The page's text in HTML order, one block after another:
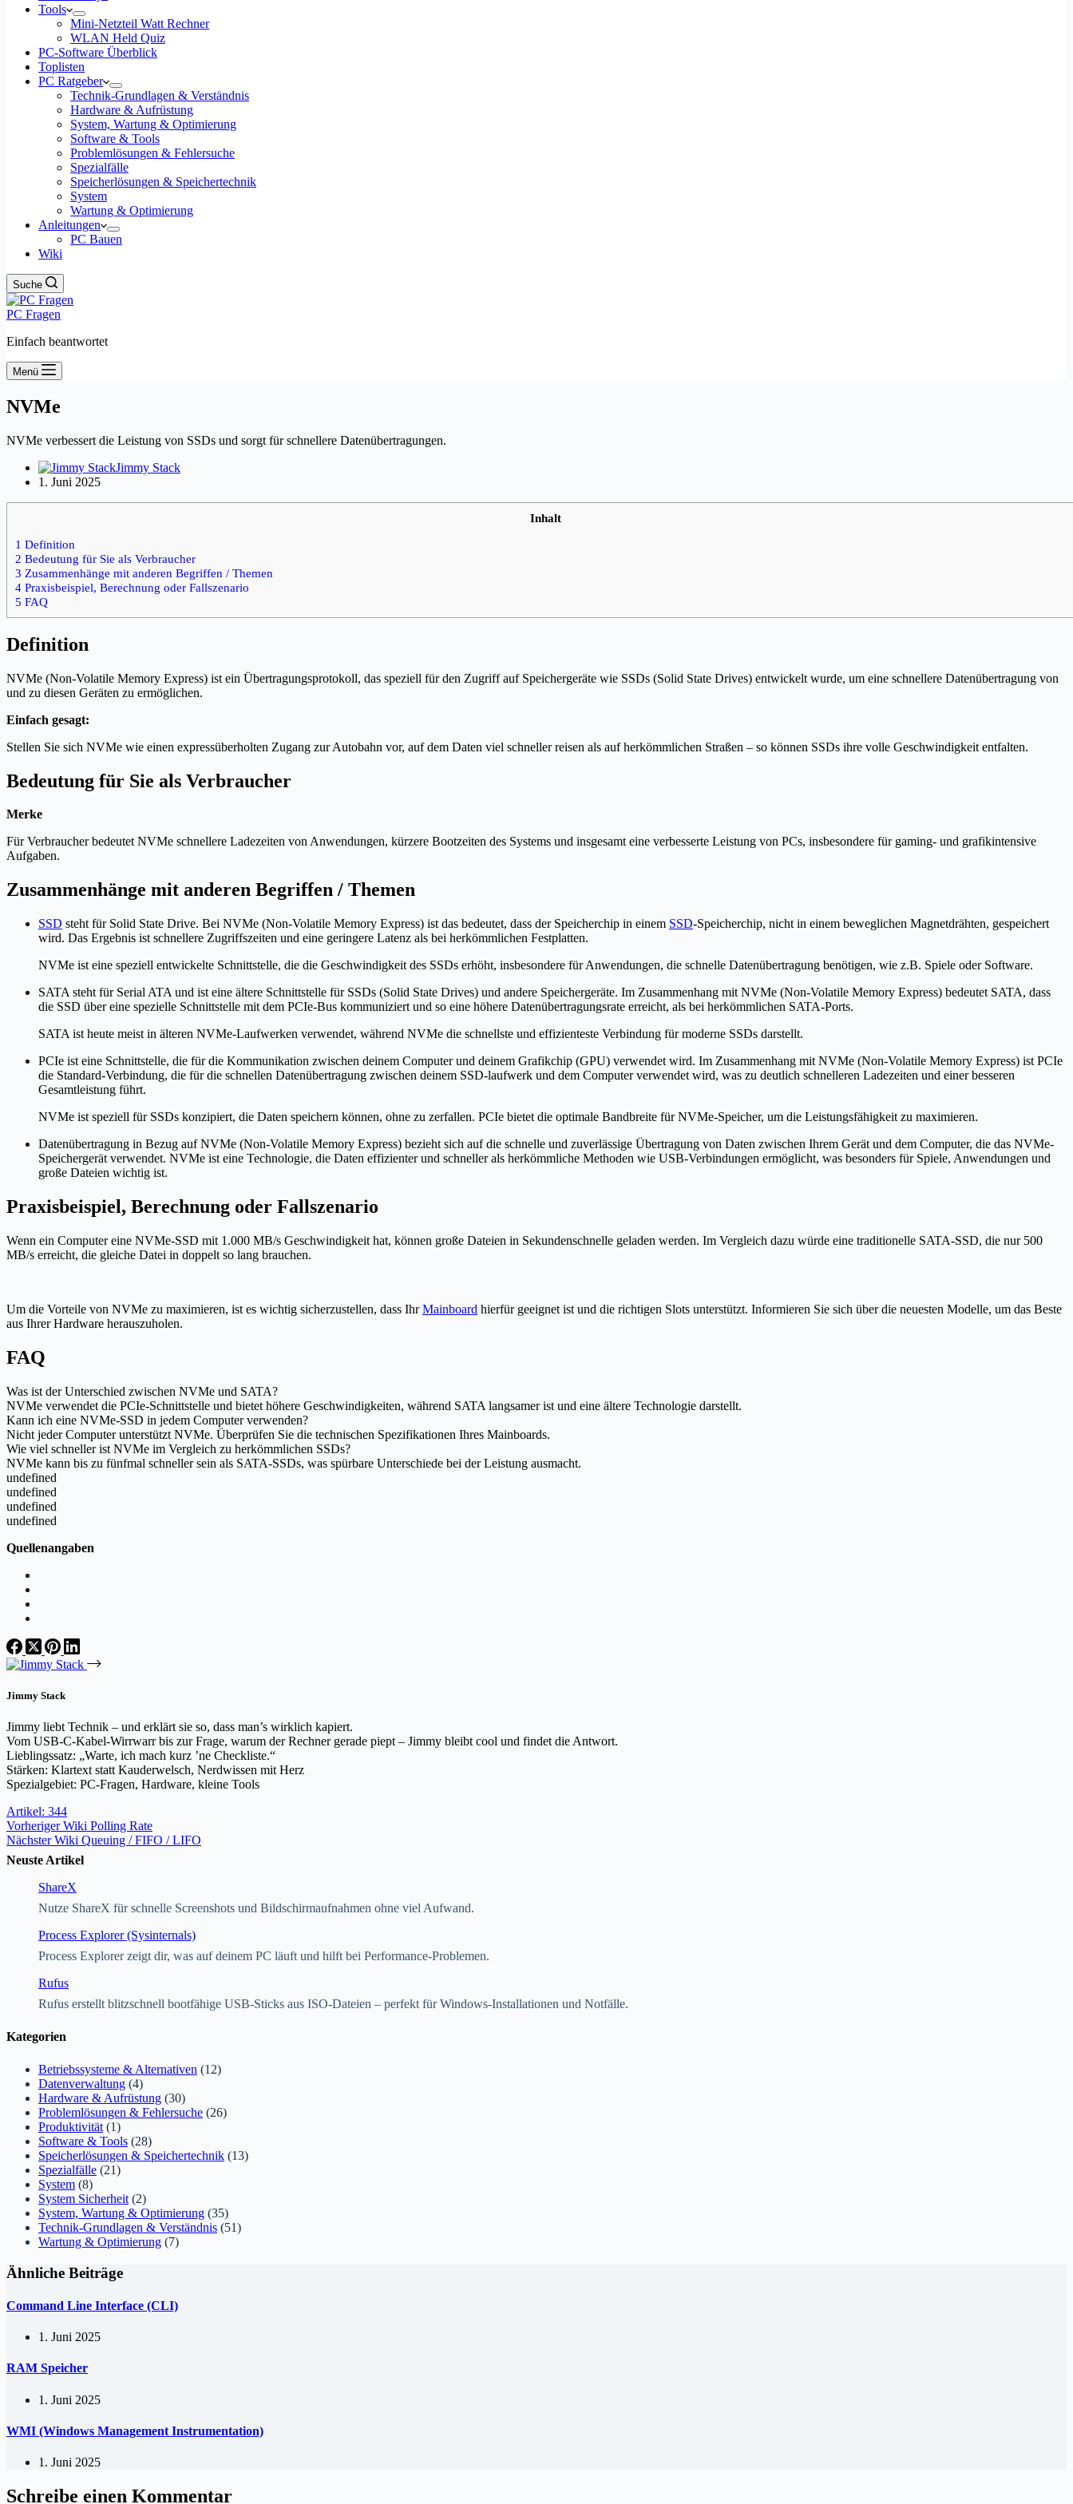
Tools
Mini-Netzteil Watt Rechner
WLAN Held Quiz
PC-Software Überblick
Toplisten
PC Ratgeber
Technik-Grundlagen & Verständnis
Hardware & Aufrüstung
System, Wartung & Optimierung
Software & Tools
Problemlösungen & Fehlersuche
Spezialfälle
Speicherlösungen & Speichertechnik
System
Wartung & Optimierung
Anleitungen
PC Bauen
Wiki
Suche
PC Fragen
Einfach beantwortet
Menü
NVMe
NVMe verbessert die Leistung von SSDs und sorgt für schnellere Datenübertragungen.
Jimmy Stack
1. Juni 2025
Inhalt
1 Definition
2 Bedeutung für Sie als Verbraucher
3 Zusammenhänge mit anderen Begriffen / Themen
4 Praxisbeispiel, Berechnung oder Fallszenario
5 FAQ
Definition
NVMe (Non-Volatile Memory Express) ist ein Übertragungsprotokoll, das speziell für den Zugriff auf Speichergeräte wie SSDs (Solid State Drives) entwickelt wurde, um eine schnellere Datenübertragung von
und zu diesen Geräten zu ermöglichen.
Einfach gesagt:
Stellen Sie sich NVMe wie einen expressüberholten Zugang zur Autobahn vor, auf dem Daten viel schneller reisen als auf herkömmlichen Straßen – so können SSDs ihre volle Geschwindigkeit entfalten.
Bedeutung für Sie als Verbraucher
Merke
Für Verbraucher bedeutet NVMe schnellere Ladezeiten von Anwendungen, kürzere Bootzeiten des Systems und insgesamt eine verbesserte Leistung von PCs, insbesondere für gaming- und grafikintensive
Aufgaben.
Zusammenhänge mit anderen Begriffen / Themen
SSD steht für Solid State Drive. Bei NVMe (Non-Volatile Memory Express) ist das bedeutet, dass der Speicherchip in einem SSD-Speicherchip, nicht in einem beweglichen Magnetdrähten, gespeichert
wird. Das Ergebnis ist schnellere Zugriffszeiten und eine geringere Latenz als bei herkömmlichen Festplatten.
NVMe ist eine speziell entwickelte Schnittstelle, die die Geschwindigkeit des SSDs erhöht, insbesondere für Anwendungen, die schnelle Datenübertragung benötigen, wie z.B. Spiele oder Software.
SATA steht für Serial ATA und ist eine ältere Schnittstelle für SSDs (Solid State Drives) und andere Speichergeräte. Im Zusammenhang mit NVMe (Non-Volatile Memory Express) bedeutet SATA, dass
die SSD über eine spezielle Schnittstelle mit dem PCIe-Bus kommuniziert und so eine höhere Datenübertragungsrate erreicht, als bei herkömmlichen SATA-Ports.
SATA ist heute meist in älteren NVMe-Laufwerken verwendet, während NVMe die schnellste und effizienteste Verbindung für moderne SSDs darstellt.
PCIe ist eine Schnittstelle, die für die Kommunikation zwischen deinem Computer und deinem Grafikchip (GPU) verwendet wird. Im Zusammenhang mit NVMe (Non-Volatile Memory Express) ist PCIe
die Standard-Verbindung, die für die schnellen Datenübertragung zwischen deinem SSD-laufwerk und dem Computer verwendet wird, was zu deutlich schnelleren Ladezeiten und einer besseren
Gesamtleistung führt.
NVMe ist speziell für SSDs konzipiert, die Daten speichern können, ohne zu zerfallen. PCIe bietet die optimale Bandbreite für NVMe-Speicher, um die Leistungsfähigkeit zu maximieren.
Datenübertragung in Bezug auf NVMe (Non-Volatile Memory Express) bezieht sich auf die schnelle und zuverlässige Übertragung von Daten zwischen Ihrem Gerät und dem Computer, die das NVMe-
Speichergerät verwendet. NVMe ist eine Technologie, die Daten effizienter und schneller als herkömmliche Methoden wie USB-Verbindungen ermöglicht, was besonders für Spiele, Anwendungen und
große Dateien wichtig ist.
Praxisbeispiel, Berechnung oder Fallszenario
Wenn ein Computer eine NVMe-SSD mit 1.000 MB/s Geschwindigkeit hat, können große Dateien in Sekundenschnelle geladen werden. Im Vergleich dazu würde eine traditionelle SATA-SSD, die nur 500
MB/s erreicht, die gleiche Datei in doppelt so lang brauchen.
Um die Vorteile von NVMe zu maximieren, ist es wichtig sicherzustellen, dass IhrMainboard hierfür geeignet ist und die richtigen Slots unterstützt. Informieren Sie sich über die neuesten Modelle, um das Beste
aus Ihrer Hardware herauszuholen.
FAQ
Was ist der Unterschied zwischen NVMe und SATA?
NVMe verwendet die PCIe-Schnittstelle und bietet höhere Geschwindigkeiten, während SATA langsamer ist und eine ältere Technologie darstellt.
Kann ich eine NVMe-SSD in jedem Computer verwenden?
Nicht jeder Computer unterstützt NVMe. Überprüfen Sie die technischen Spezifikationen Ihres Mainboards.
Wie viel schneller ist NVMe im Vergleich zu herkömmlichen SSDs?
NVMe kann bis zu fünfmal schneller sein als SATA-SSDs, was spürbare Unterschiede bei der Leistung ausmacht.
undefined
undefined
undefined
undefined
Quellenangaben
Jimmy Stack
Jimmy liebt Technik – und erklärt sie so, dass man’s wirklich kapiert.
Vom USB-C-Kabel-Wirrwarr bis zur Frage, warum der Rechner gerade piept – Jimmy bleibt cool und findet die Antwort.
Lieblingssatz: „Warte, ich mach kurz ’ne Checkliste.“
Stärken: Klartext statt Kauderwelsch, Nerdwissen mit Herz
Spezialgebiet: PC-Fragen, Hardware, kleine Tools
Artikel: 344
VorherigerWiki Polling Rate
NächsterWiki Queuing / FIFO / LIFO
Neuste Artikel
ShareX
Nutze ShareX für schnelle Screenshots und Bildschirmaufnahmen ohne viel Aufwand.
Process Explorer (Sysinternals)
Process Explorer zeigt dir, was auf deinem PC läuft und hilft bei Performance-Problemen.
Rufus
Rufus erstellt blitzschnell bootfähige USB-Sticks aus ISO-Dateien – perfekt für Windows-Installationen und Notfälle.
Kategorien
Betriebssysteme & Alternativen (12)
Datenverwaltung (4)
Hardware & Aufrüstung (30)
Problemlösungen & Fehlersuche (26)
Produktivität (1)
Software & Tools (28)
Speicherlösungen & Speichertechnik (13)
Spezialfälle (21)
System (8)
System Sicherheit (2)
System, Wartung & Optimierung (35)
Technik-Grundlagen & Verständnis (51)
Wartung & Optimierung (7)
Ähnliche Beiträge
Command Line Interface (CLI)
1. Juni 2025
RAM Speicher
1. Juni 2025
WMI (Windows Management Instrumentation)
1. Juni 2025
Schreibe einen Kommentar